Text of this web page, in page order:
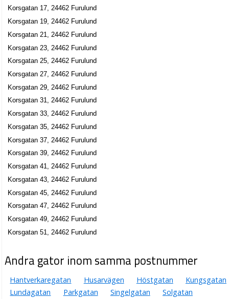
Korsgatan 17, 24462 Furulund
Korsgatan 19, 24462 Furulund
Korsgatan 21, 24462 Furulund
Korsgatan 23, 24462 Furulund
Korsgatan 25, 24462 Furulund
Korsgatan 27, 24462 Furulund
Korsgatan 29, 24462 Furulund
Korsgatan 31, 24462 Furulund
Korsgatan 33, 24462 Furulund
Korsgatan 35, 24462 Furulund
Korsgatan 37, 24462 Furulund
Korsgatan 39, 24462 Furulund
Korsgatan 41, 24462 Furulund
Korsgatan 43, 24462 Furulund
Korsgatan 45, 24462 Furulund
Korsgatan 47, 24462 Furulund
Korsgatan 49, 24462 Furulund
Korsgatan 51, 24462 Furulund
Andra gator inom samma postnummer
Hantverkaregatan Husarvägen Höstgatan
Kungsgatan
Lundagatan
Parkgatan Singelgatan
Solgatan